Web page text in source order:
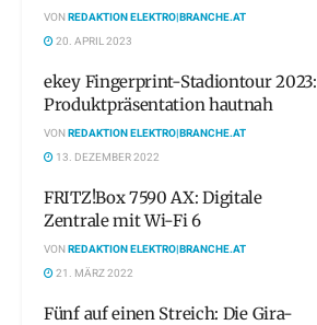
VONREDAKTION ELEKTRO|BRANCHE.AT
20. APRIL 2023
ekey Fingerprint-Stadiontour 2023:
Produktpräsentation hautnah
VONREDAKTION ELEKTRO|BRANCHE.AT
13. DEZEMBER 2022
FRITZ!Box 7590 AX: Digitale
Zentrale mit Wi-Fi 6
VONREDAKTION ELEKTRO|BRANCHE.AT
21. MÄRZ 2022
Fünf auf einen Streich: Die Gira-